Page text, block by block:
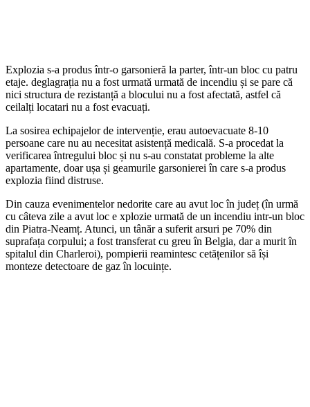
Explozia s-a produs într-o garsonieră la parter, într-un bloc cu patru
etaje. deglagrația nu a fost urmată urmată de incendiu și se pare că
nici structura de rezistanță a blocului nu a fost afectată, astfel că
ceilalți locatari nu a fost evacuați.
La sosirea echipajelor de intervenție, erau autoevacuate 8-10
persoane care nu au necesitat asistență medicală. S-a procedat la
verificarea întregului bloc și nu s-au constatat probleme la alte
apartamente, doar ușa și geamurile garsonierei în care s-a produs
explozia fiind distruse.
Din cauza evenimentelor nedorite care au avut loc în județ (în urmă
cu câteva zile a avut loc e xplozie urmată de un incendiu intr-un bloc
din Piatra-Neamț. Atunci, un tânăr a suferit arsuri pe 70% din
suprafața corpului; a fost transferat cu greu în Belgia, dar a murit în
spitalul din Charleroi), pompierii reamintesc cetățenilor să își
monteze detectoare de gaz în locuințe.